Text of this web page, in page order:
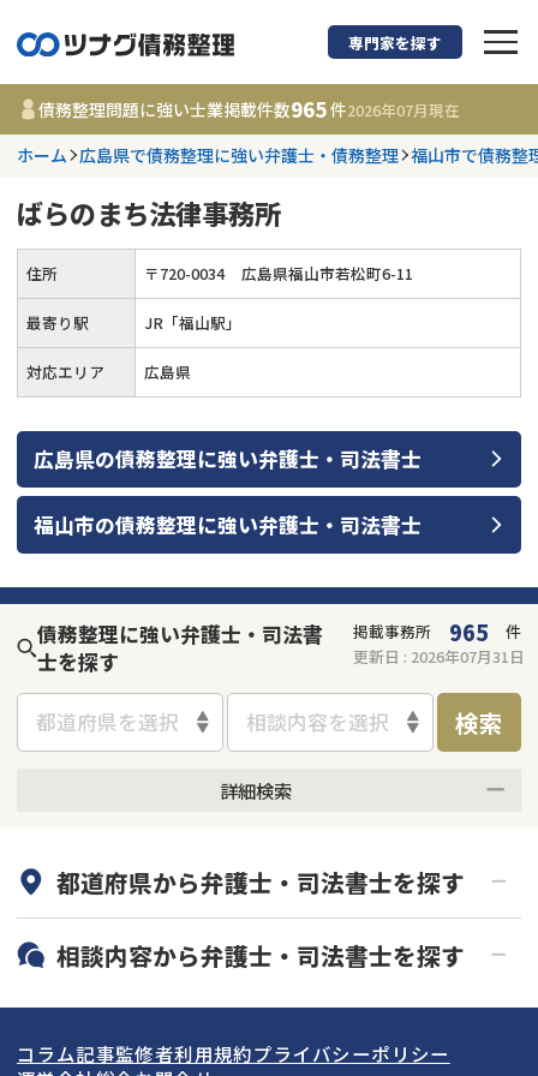
債務整理に強い弁
都道府県を選択
更新日 :2026年07月31日
借金返済相談・交渉
任意整理
時効援用
会社破産・法人破産
消費者金融・サラ金
闇金
費用相場
コラム
債務整理
個人再生（民事再生）
過払金
借金問題
専門家を探す
債務整理問題に強い士業掲載件数965件2026年07月現在
ホーム 広島県で債務整理に強い弁護士・債務整理 福山市で債務整
ばらのまち法律事務所
住所 〒720-0034 広島県福山市若松町6-11
最寄り駅 JR「福山駅」
対応エリア 広島県
広島県の債務整理に強い弁護士・司法書士
福山市の債務整理に強い弁護士・司法書士
債務整理に強い弁護士・司法書
士を探す
掲載事務所 965
件
更新日 : 2026年07月31日
都道府県を選択 相談内容を選択 検索
詳細検索
初回相談無料
土日祝の相談可能
都道府県から弁護士・司法書士を探す
北海道・東北
北海道 青森県
関東
相談内容から弁護士・司法書士を探す
任意整理
個人再生
コラム記事監修者利用規約プライバシーポリシー